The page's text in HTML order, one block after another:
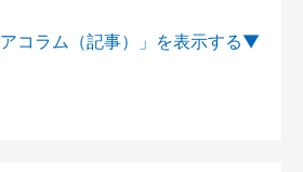
コラム（記事）」を